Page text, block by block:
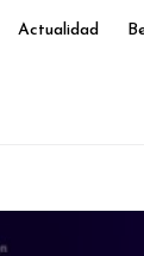
Actualidad